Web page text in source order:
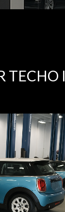
TECHO